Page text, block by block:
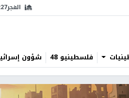
الفجر
فلسطينيو 48 شؤون